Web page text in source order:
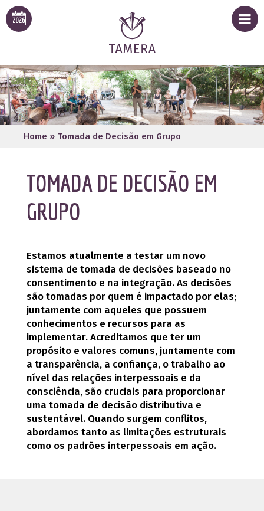
Home » Tomada de Decisão em Grupo
TOMADA DE DECISÃO EM
GRUPO
Estamos atualmente a testar um novo
sistema de tomada de decisões baseado no
consentimento e na integração. As decisões
são tomadas por quem é impactado por elas;
juntamente com aqueles que possuem
conhecimentos e recursos para as
implementar. Acreditamos que ter um
propósito e valores comuns, juntamente com
a transparência, a confiança, o trabalho ao
nível das relações interpessoais e da
consciência, são cruciais para proporcionar
uma tomada de decisão distributiva e
sustentável. Quando surgem conflitos,
abordamos tanto as limitações estruturais
como os padrões interpessoais em ação.